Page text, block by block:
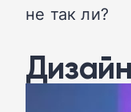
не так ли?